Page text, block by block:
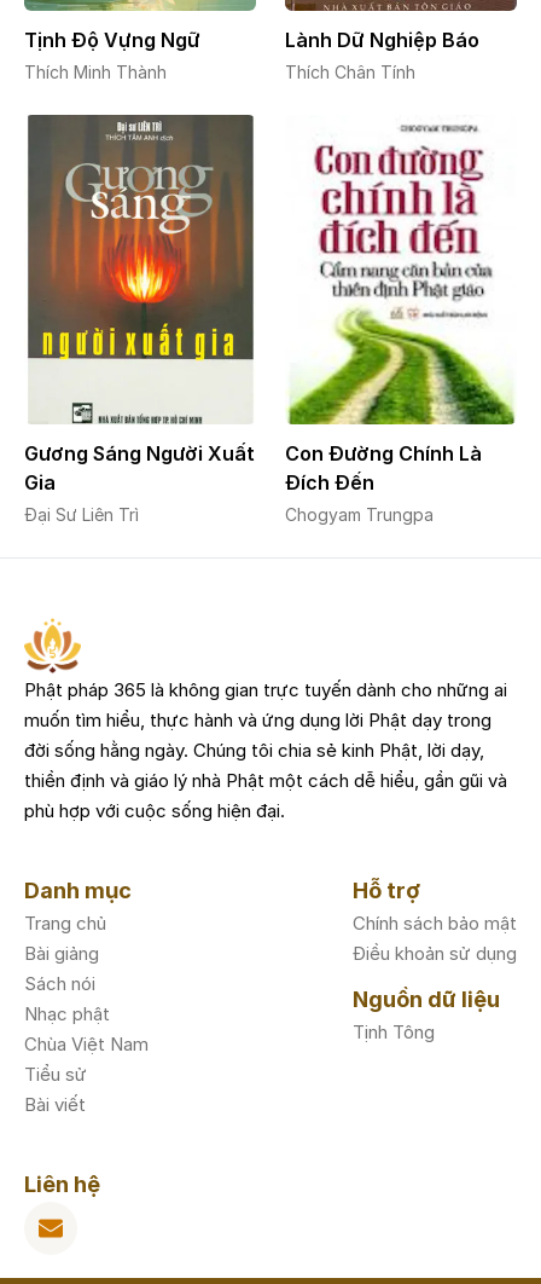
Tịnh Độ Vựng Ngữ
Thích Minh Thành
Lành Dữ Nghiệp Báo
Thích Chân Tính
Gương Sáng Người Xuất
Gia
Đại Sư Liên Trì
Con Đường Chính Là
Đích Đến
Chogyam Trungpa
Phật pháp 365 là không gian trực tuyến dành cho những ai
muốn tìm hiểu, thực hành và ứng dụng lời Phật dạy trong
đời sống hằng ngày. Chúng tôi chia sẻ kinh Phật, lời dạy,
thiền định và giáo lý nhà Phật một cách dễ hiểu, gần gũi và
phù hợp với cuộc sống hiện đại.
Danh mục
Trang chủ
Bài giảng
Sách nói
Nhạc phật
Chùa Việt Nam
Tiểu sử
Bài viết
Hỗ trợ
Chính sách bảo mật
Điều khoản sử dụng
Nguồn dữ liệu
Tịnh Tông
Liên hệ